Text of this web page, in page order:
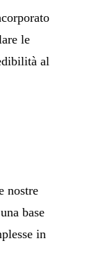
le
al
nostre
base
in